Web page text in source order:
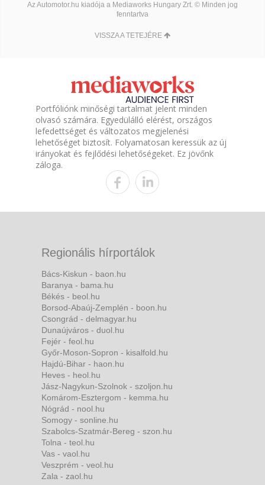
Az Automotor.hu kiadója a Mediaworks Hungary Zrt. © Minden jog
fenntartva
VISSZA A TETEJÉRE
Portfóliónk minőségi tartalmat jelent minden
olvasó számára. Egyedülálló elérést, országos
lefedettséget és változatos megjelenési
lehetőséget biztosít. Folyamatosan keressük az új
irányokat és fejlődési lehetőségeket. Ez jövőnk
záloga.
Regionális hírportálok
Bács-Kiskun - baon.hu
Baranya - bama.hu
Békés - beol.hu
Borsod-Abaúj-Zemplén - boon.hu
Csongrád - delmagyar.hu
Dunaújváros - duol.hu
Fejér - feol.hu
Győr-Moson-Sopron - kisalfold.hu
Hajdú-Bihar - haon.hu
Heves - heol.hu
Jász-Nagykun-Szolnok - szoljon.hu
Komárom-Esztergom - kemma.hu
Nógrád - nool.hu
Somogy - sonline.hu
Szabolcs-Szatmár-Bereg - szon.hu
Tolna - teol.hu
Vas - vaol.hu
Veszprém - veol.hu
Zala - zaol.hu